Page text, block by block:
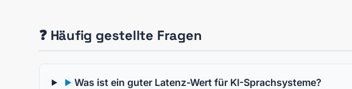
❓ Häufig gestellte Fragen
▶ Was ist ein guter Latenz-Wert für KI-Sprachsysteme?